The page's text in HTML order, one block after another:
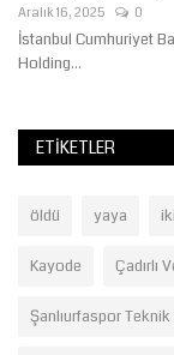
Aralık 16, 2025 0
İstanbul Cumhuriyet
Holding...
ETIKETLER
öldü yaya
Kayode Çadırlı
Şanlıurfaspor